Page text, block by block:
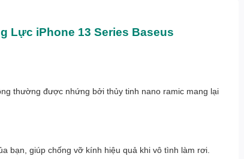
Lực iPhone 13 Series Baseus
thường được nhứng bởi thủy tinh nano ramic mang lại
bạn, giúp chống vỡ kính hiệu quả khi vô tình làm rơi.